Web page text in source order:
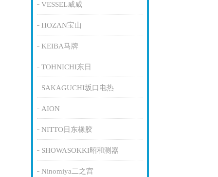
VESSEL威威
HOZAN宝山
KEIBA马牌
TOHNICHI东日
SAKAGUCHI坂口电热
AION
NITTO日东橡胶
SHOWASOKKI昭和测器
Ninomiya二之宫